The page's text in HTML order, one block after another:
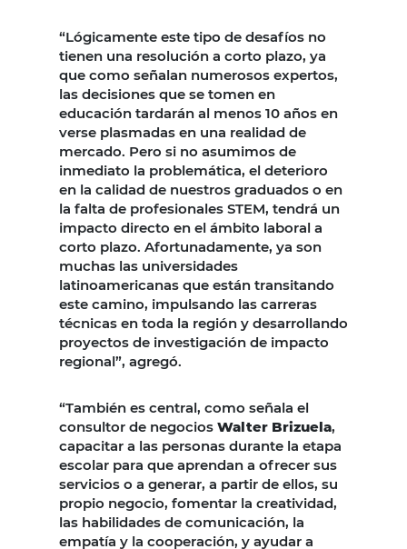
“Lógicamente este tipo de desafíos no
tienen una resolución a corto plazo, ya
que como señalan numerosos expertos,
las decisiones que se tomen en
educación tardarán al menos 10 años en
verse plasmadas en una realidad de
mercado. Pero si no asumimos de
inmediato la problemática, el deterioro
en la calidad de nuestros graduados o en
la falta de profesionales STEM, tendrá un
impacto directo en el ámbito laboral a
corto plazo. Afortunadamente, ya son
muchas las universidades
latinoamericanas que están transitando
este camino, impulsando las carreras
técnicas en toda la región y desarrollando
proyectos de investigación de impacto
regional”, agregó.
“También es central, como señala el
consultor de negocios Walter Brizuela,
capacitar a las personas durante la etapa
escolar para que aprendan a ofrecer sus
servicios o a generar, a partir de ellos, su
propio negocio, fomentar la creatividad,
las habilidades de comunicación, la
empatía y la cooperación, y ayudar a